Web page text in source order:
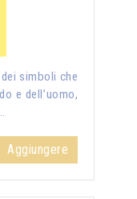
simboli che
e dell’uomo,
Aggiungere